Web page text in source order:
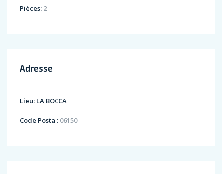
Pièces: 2
Adresse
Lieu: LA BOCCA
Code Postal: 06150